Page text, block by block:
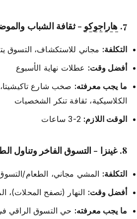
7. هاراجوكو - ثقافة الشباب
التكلفة: مجاني للاستكشاف، التسوق
أفضل وقت: عطلات نهاية الأسبوع
ما يجب معرفته: صخب شارع
الكلاسيكية، ثقافة تنكر الشخصيات
الوقت اللازم:
8. غينزا - التسوق الفاخر وتناول الطعام
التكلفة: المشي مجاني، الطعام/
أفضل وقت: النهار (تصفح المحلات)،
ما يجب معرفته: حي التسوق الراقي